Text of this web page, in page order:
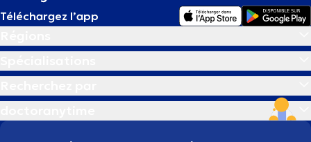
Téléchargez l’app